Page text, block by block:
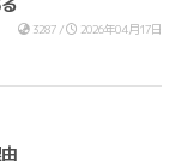
3287 / 2026年04月17日